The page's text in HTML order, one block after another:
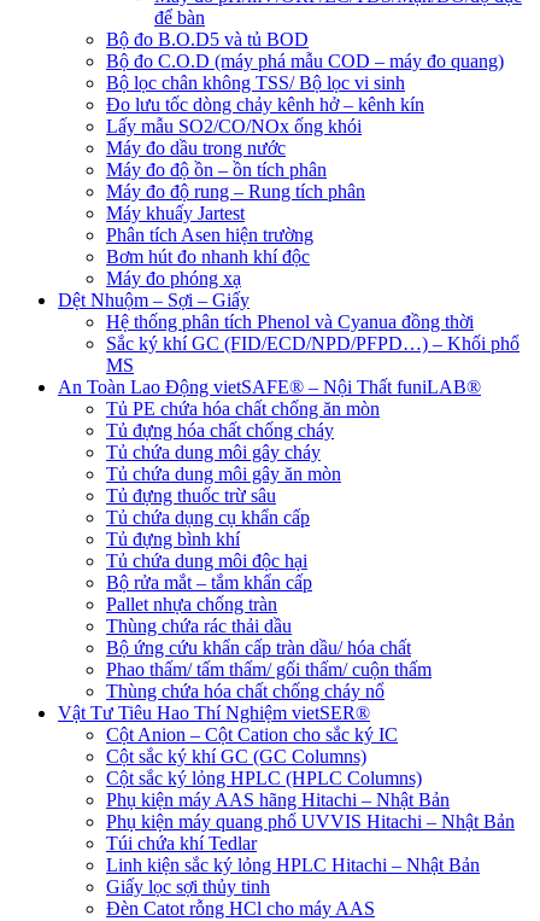
để bàn
Bộ đo B.O.D5 và tủ BOD
Bộ đo C.O.D (máy phá mẫu COD – máy đo quang)
Bộ lọc chân không TSS/ Bộ lọc vi sinh
Đo lưu tốc dòng chảy kênh hở – kênh kín
Lấy mẫu SO2/CO/NOx ống khói
Máy đo dầu trong nước
Máy đo độ ồn – ồn tích phân
Máy đo độ rung – Rung tích phân
Máy khuấy Jartest
Phân tích Asen hiện trường
Bơm hút đo nhanh khí độc
Máy đo phóng xạ
Dệt Nhuộm – Sợi – Giấy
Hệ thống phân tích Phenol và Cyanua đồng thời
Sắc ký khí GC (FID/ECD/NPD/PFPD…) – Khối phổ
MS
An Toàn Lao Động vietSAFE® – Nội Thất funiLAB®
Tủ PE chứa hóa chất chống ăn mòn
Tủ đựng hóa chất chống cháy
Tủ chứa dung môi gây cháy
Tủ chứa dung môi gây ăn mòn
Tủ đựng thuốc trừ sâu
Tủ chứa dụng cụ khẩn cấp
Tủ đựng bình khí
Tủ chứa dung môi độc hại
Bộ rửa mắt – tắm khẩn cấp
Pallet nhựa chống tràn
Thùng chứa rác thải dầu
Bộ ứng cứu khẩn cấp tràn dầu/ hóa chất
Phao thấm/ tấm thấm/ gối thấm/ cuộn thấm
Thùng chứa hóa chất chống cháy nổ
Vật Tư Tiêu Hao Thí Nghiệm vietSER®
Cột Anion – Cột Cation cho sắc ký IC
Cột sắc ký khí GC (GC Columns)
Cột sắc ký lỏng HPLC (HPLC Columns)
Phụ kiện máy AAS hãng Hitachi – Nhật Bản
Phụ kiện máy quang phổ UVVIS Hitachi – Nhật Bản
Túi chứa khí Tedlar
Linh kiện sắc ký lỏng HPLC Hitachi – Nhật Bản
Giấy lọc sợi thủy tinh
Đèn Catot rỗng HCl cho máy AAS